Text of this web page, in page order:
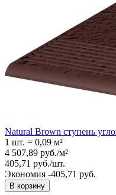
Natural Brown ступень
1 шт. = 0,09 м²
4 507,89 руб./м²
405,71 руб./шт.
Экономия -405,71 руб.
В корзину